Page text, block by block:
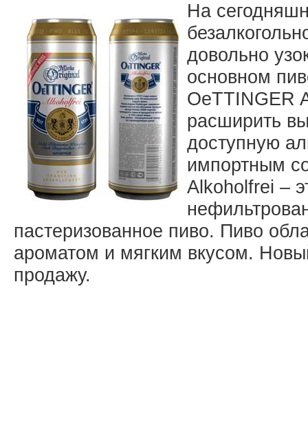
На
довольно
основном
OeTTINGER
расширить
доступную
импортным
Alkoholfrei –
пастеризованное пиво. Пиво
ароматом и мягким вкусом.
продажу.